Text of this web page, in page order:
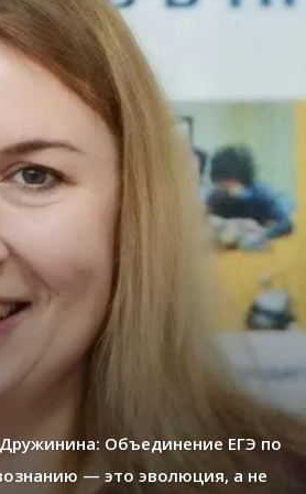
Объединение ЕГЭ по
— это эволюция, а не